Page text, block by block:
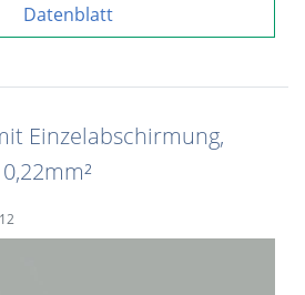
Datenblatt
Einzelabschirmung,